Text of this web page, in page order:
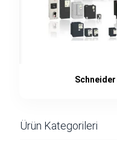
Schneider
Ürün Kategorileri